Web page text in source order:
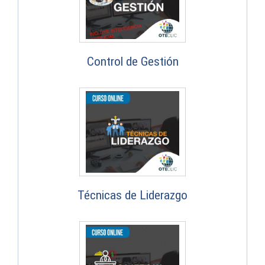
Control de Gestión
Técnicas de Liderazgo